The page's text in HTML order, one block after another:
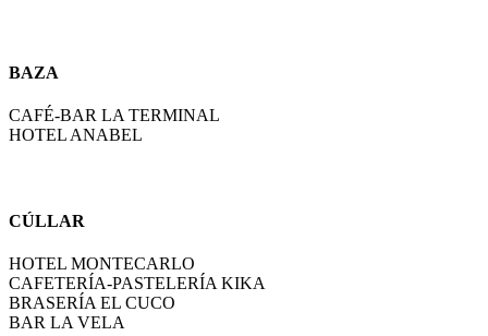
BAZA
CAFÉ-BAR LA TERMINAL
HOTEL ANABEL
CÚLLAR
HOTEL MONTECARLO
CAFETERÍA-PASTELERÍA KIKA
BRASERÍA EL CUCO
BAR LA VELA